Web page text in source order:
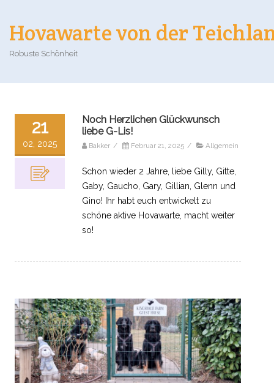
Hovawarte von der
Robuste Schönheit
21
02, 2025
Noch Herzlichen Glückwunsch
liebe G-Lis!
Bakker / Februar 21, 2025 / Allgemein
Schon wieder 2 Jahre, liebe Gilly, Gitte,
Gaby, Gaucho, Gary, Gillian, Glenn und
Gino! Ihr habt euch entwickelt zu
schöne aktive Hovawarte, macht weiter
so!